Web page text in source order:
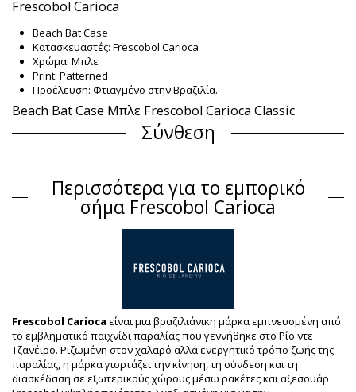
Frescobol Carioca
Beach Bat Case
Κατασκευαστές: Frescobol Carioca
Χρώμα: Μπλε
Print: Patterned
Προέλευση: Φτιαγμένο στην Βραζιλία.
Beach Bat Case Μπλε Frescobol Carioca Classic
Σύνθεση
Πληροφορίες προϊόντος
Τμήμα: Unisex, Beach Bat Case
Η συσκευασία περιλαμβάνει: 1 x Beach Bat Case (Δεν
περιλαμβάνονται άλλα αξεσουάρ)
EAN: Μέγεθος μοναδικό (5056192053640)
Η εκτύπωση δεν είναι ακριβής και μπορεί να ποικίλει ανάλογα
με την περικοπή
Βελτιωμένες ψηφιακά φωτογραφίες
Οδηγίες πλυσίματος &
φροντίδας
Περισσότερα για το εμπορικό
σήμα Frescobol Carioca
Frescobol Carioca είναι μια βραζιλιάνικη μάρκα εμπνευσμένη από
το εμβληματικό παιχνίδι παραλίας που γεννήθηκε στο Ρίο ντε
Τζανέιρο. Ριζωμένη στον χαλαρό αλλά ενεργητικό τρόπο ζωής της
παραλίας, η μάρκα γιορτάζει την κίνηση, τη σύνδεση και τη
διασκέδαση σε εξωτερικούς χώρους μέσω ρακέτες και αξεσουάρ